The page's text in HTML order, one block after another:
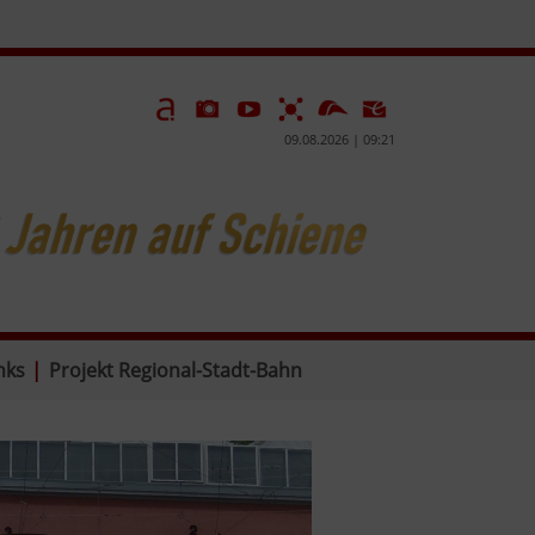
09.08.2026 | 09:21
| Projekt Regional-Stadt-Bahn